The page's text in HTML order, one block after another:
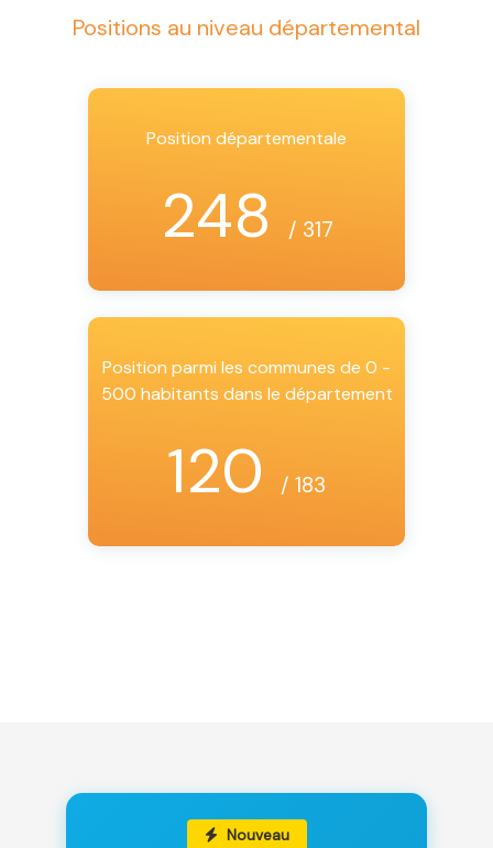
Positions au niveau départemental
Position départementale
248 / 317
Position parmi les communes de 0 -
500 habitants dans le département
120 / 183
Nouveau